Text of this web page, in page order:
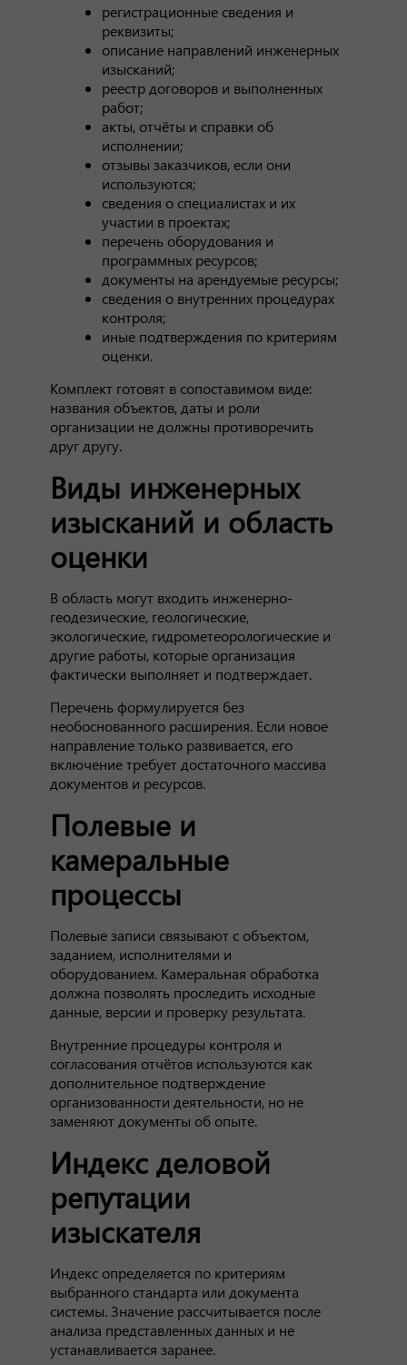
регистрационные сведения и
реквизиты;
описание направлений инженерных
изысканий;
реестр договоров и выполненных
работ;
акты, отчёты и справки об
исполнении;
отзывы заказчиков, если они
используются;
сведения о специалистах и их
участии в проектах;
перечень оборудования и
программных ресурсов;
документы на арендуемые ресурсы;
сведения о внутренних процедурах
контроля;
иные подтверждения по критериям
оценки.
Комплект готовят в сопоставимом виде:
названия объектов, даты и роли
организации не должны противоречить
друг другу.
Виды инженерных
изысканий и область
оценки
В область могут входить инженерно-
геодезические, геологические,
экологические, гидрометеорологические и
другие работы, которые организация
фактически выполняет и подтверждает.
Перечень формулируется без
необоснованного расширения. Если новое
направление только развивается, его
включение требует достаточного массива
документов и ресурсов.
Полевые и
камеральные
процессы
Полевые записи связывают с объектом,
заданием, исполнителями и
оборудованием. Камеральная обработка
должна позволять проследить исходные
данные, версии и проверку результата.
Внутренние процедуры контроля и
согласования отчётов используются как
дополнительное подтверждение
организованности деятельности, но не
заменяют документы об опыте.
Индекс деловой
репутации
изыскателя
Индекс определяется по критериям
выбранного стандарта или документа
системы. Значение рассчитывается после
анализа представленных данных и не
устанавливается заранее.